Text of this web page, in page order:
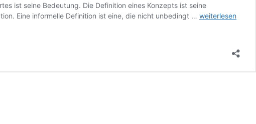
ist seine Bedeutung. Die Definition eines Konzepts ist seine
Eine informelle Definition ist eine, die nicht unbedingt … Definition:
weiterlesen